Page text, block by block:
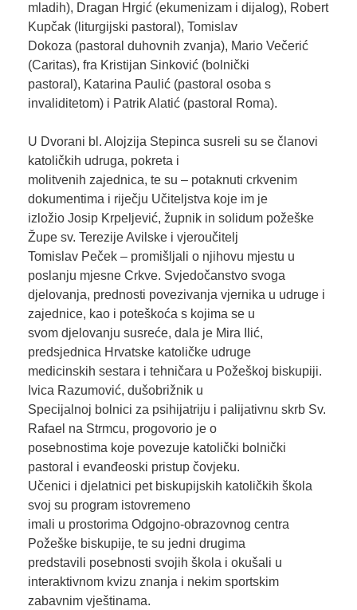
mladih), Dragan Hrgić (ekumenizam i dijalog), Robert
Kupčak (liturgijski pastoral), Tomislav
Dokoza (pastoral duhovnih zvanja), Mario Večerić
(Caritas), fra Kristijan Sinković (bolnički
pastoral), Katarina Paulić (pastoral osoba s
invaliditetom) i Patrik Alatić (pastoral Roma).
U Dvorani bl. Alojzija Stepinca susreli su se članovi
katoličkih udruga, pokreta i
molitvenih zajednica, te su – potaknuti crkvenim
dokumentima i riječju Učiteljstva koje im je
izložio Josip Krpeljević, župnik in solidum požeške
Župe sv. Terezije Avilske i vjeroučitelj
Tomislav Peček – promišljali o njihovu mjestu u
poslanju mjesne Crkve. Svjedočanstvo svoga
djelovanja, prednosti povezivanja vjernika u udruge i
zajednice, kao i poteškoća s kojima se u
svom djelovanju susreće, dala je Mira Ilić,
predsjednica Hrvatske katoličke udruge
medicinskih sestara i tehničara u Požeškoj biskupiji.
Ivica Razumović, dušobrižnik u
Specijalnoj bolnici za psihijatriju i palijativnu skrb Sv.
Rafael na Strmcu, progovorio je o
posebnostima koje povezuje katolički bolnički
pastoral i evanđeoski pristup čovjeku.
Učenici i djelatnici pet biskupijskih katoličkih škola
svoj su program istovremeno
imali u prostorima Odgojno-obrazovnog centra
Požeške biskupije, te su jedni drugima
predstavili posebnosti svojih škola i okušali u
interaktivnom kvizu znanja i nekim sportskim
zabavnim vještinama.